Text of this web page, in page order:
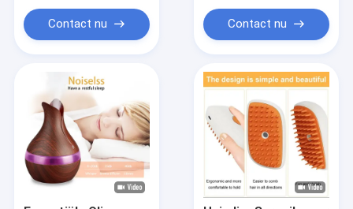
Contact nu Contact nu